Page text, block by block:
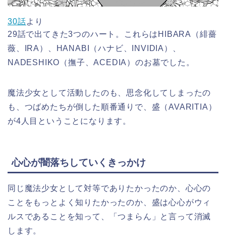
30話より
29話で出てきた3つのハート。これらはHIBARA（緋薔
薇、IRA）、HANABI（ハナビ、INVIDIA）、
NADESHIKO（撫子、ACEDIA）のお墓でした。
魔法少女として活動したのも、思念化してしまったの
も、つばめたちが倒した順番通りで、盛（AVARITIA）
が4人目ということになります。
心心が闇落ちしていくきっかけ
同じ魔法少女として対等でありたかったのか、心心の
ことをもっとよく知りたかったのか、盛は心心がウィ
ルスであることを知って、「つまらん」と言って消滅
します。